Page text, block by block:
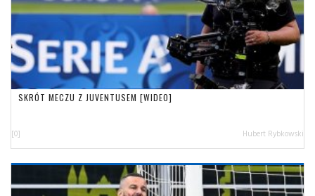
SKRÓT MECZU Z JUVENTUSEM [WIDEO]
[0] Hubert Rybkowski